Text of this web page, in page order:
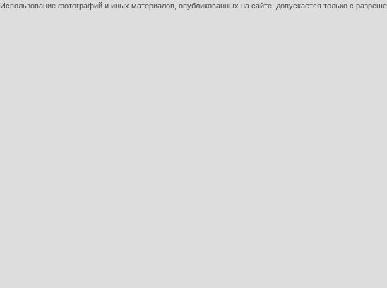
Использование фотографий и иных материалов, опубликованных на сайте, допускается только с